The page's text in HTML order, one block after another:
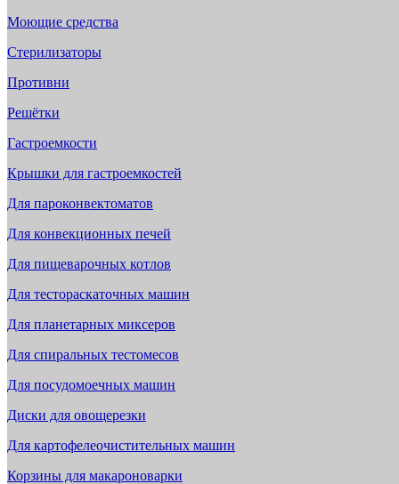
Моющие средства
Стерилизаторы
Противни
Решётки
Гастроемкости
Крышки для гастроемкостей
Для пароконвектоматов
Для конвекционных печей
Для пищеварочных котлов
Для тестораскаточных машин
Для планетарных миксеров
Для спиральных тестомесов
Для посудомоечных машин
Диски для овощерезки
Для картофелеочистительных машин
Корзины для макароноварки